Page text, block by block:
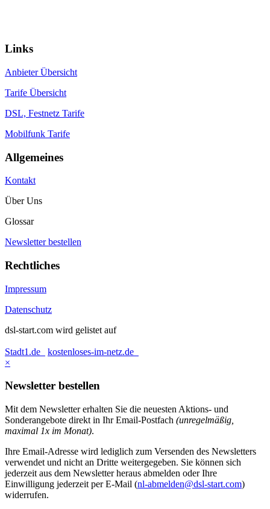
Links
Anbieter Übersicht
Tarife Übersicht
DSL, Festnetz Tarife
Mobilfunk Tarife
Allgemeines
Kontakt
Über Uns
Glossar
Newsletter bestellen
Rechtliches
Impressum
Datenschutz
dsl-start.com wird gelistet auf
Stadt1.de
kostenloses-im-netz.de
×
Newsletter bestellen
Mit dem Newsletter erhalten Sie die neuesten Aktions- und
Sonderangebote direkt in Ihr Email-Postfach (unregelmäßig,
maximal 1x im Monat).
Ihre Email-Adresse wird lediglich zum Versenden des Newsletters
verwendet und nicht an Dritte weitergegeben. Sie können sich
jederzeit aus dem Newsletter heraus abmelden oder Ihre
Einwilligung jederzeit per E-Mail (nl-abmelden@dsl-start.com)
widerrufen.